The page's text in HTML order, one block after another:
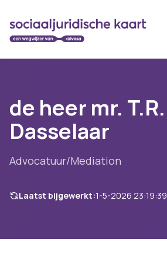
de heer mr. T.R.
Dasselaar
Advocatuur/Mediation
Laatst bijgewerkt:1-5-2026 23:19:39